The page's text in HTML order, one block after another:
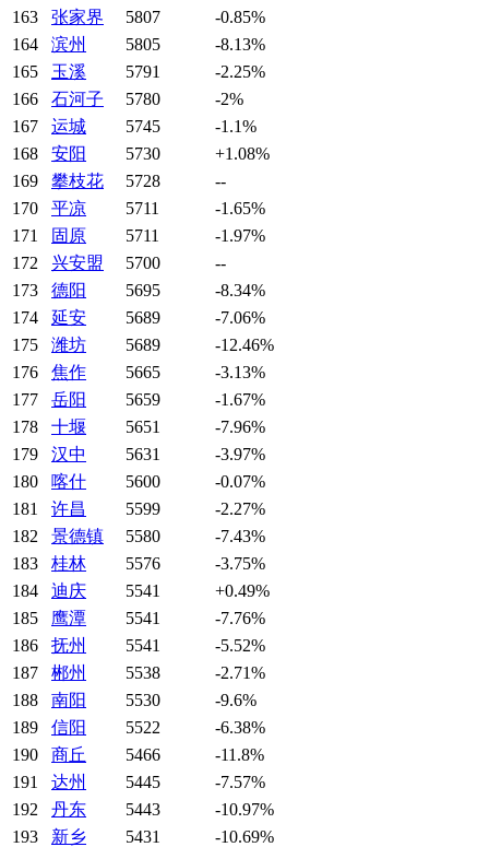
163
张家界 5807
-0.85%
164
滨州 5805
-8.13%
165
玉溪 5791
-2.25%
166
石河子 5780
-2%
167
运城 5745
-1.1%
168
安阳 5730
+1.08%
169
攀枝花 5728
--
170
平凉 5711
-1.65%
171
固原 5711
-1.97%
172
兴安盟 5700
--
173
德阳 5695
-8.34%
174
延安 5689
-7.06%
175
潍坊 5689
-12.46%
176
焦作 5665
-3.13%
177
岳阳 5659
-1.67%
178
十堰 5651
-7.96%
179
汉中 5631
-3.97%
180
喀什 5600
-0.07%
181
许昌 5599
-2.27%
182
景德镇 5580
-7.43%
183
桂林 5576
-3.75%
184
迪庆 5541
+0.49%
185
鹰潭 5541
-7.76%
186
抚州 5541
-5.52%
187
郴州 5538
-2.71%
188
南阳 5530
-9.6%
189
信阳 5522
-6.38%
190
商丘 5466
-11.8%
191
达州 5445
-7.57%
192
丹东 5443
-10.97%
193
新乡 5431
-10.69%